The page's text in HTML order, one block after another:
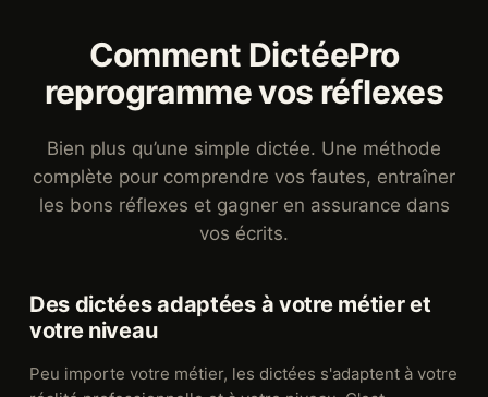
Comment DictéePro
reprogramme vos réflexes
Bien plus qu’une simple dictée. Une méthode
complète pour comprendre vos fautes, entraîner
les bons réflexes et gagner en assurance dans
vos écrits.
Des dictées adaptées à votre métier et
votre niveau
Peu importe votre métier, les dictées s'adaptent à votre